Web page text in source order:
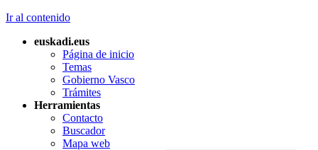
Ir al contenido
euskadi.eus
Página de inicio
Temas
Gobierno Vasco
Trámites
Herramientas
Contacto
Buscador
Mapa web